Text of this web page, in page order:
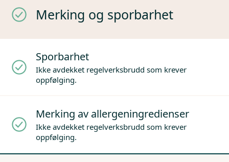
Merking og sporbarhet
Sporbarhet
Ikke avdekket regelverksbrudd som krever
oppfølging.
Merking av allergeningredienser
Ikke avdekket regelverksbrudd som krever
oppfølging.